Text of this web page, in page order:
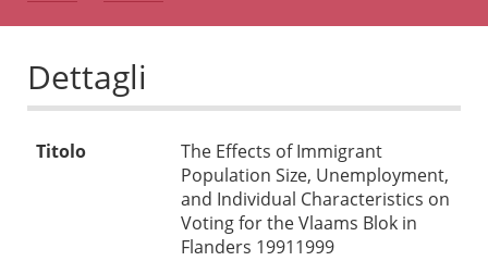
Dettagli
Titolo
The Effects of Immigrant
Population Size, Unemployment,
and Individual Characteristics on
Voting for the Vlaams Blok in
Flanders 19911999